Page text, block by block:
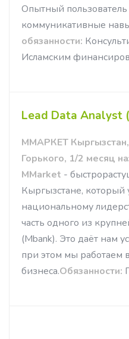
Опытный
коммуникативные
обязанности:
Исламским
Lead Data Analyst
ММАРКЕТ
Горького, 1/2 месяц
MMarket -
Кыргызстане, который
национальному
часть одного из
(Mbank). Это даёт нам
при этом мы работаем
бизнеса.Обязанности: